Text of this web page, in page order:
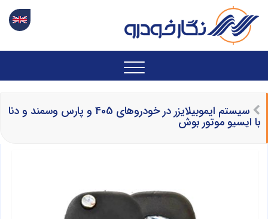
سیستم ایموبیلایزر در خودروهای 405 و پارس وسمند و دنا
با ایسیو موتور بوش